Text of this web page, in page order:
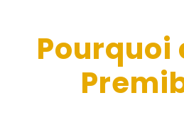
Pourquoi